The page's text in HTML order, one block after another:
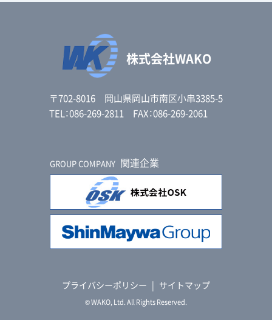
株式会社WAKO
〒702-8016 岡山県岡山市南区小串3385-5
TEL：086-269-2811 FAX：086-269-2061
GROUP COMPANY 関連企業
プライバシーポリシー | サイトマップ
© WAKO, Ltd. All Rights Reserved.